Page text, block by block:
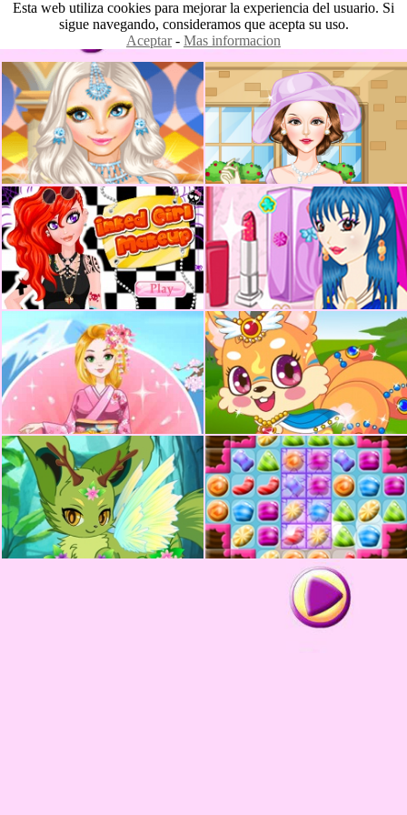
Esta web utiliza cookies para mejorar la experiencia del usuario. Si
sigue navegando, consideramos que acepta su uso.
Aceptar- Mas informacion